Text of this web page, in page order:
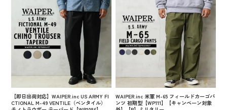
【即日出荷対応】WAIPER.inc US ARMY FI
CTIONAL M-49 VENTILE（ベンタイル）
WAIPER.inc 米軍 M-65 フィールドカーゴパ
ンツ 初期型【WP111】【キャンペーン対象